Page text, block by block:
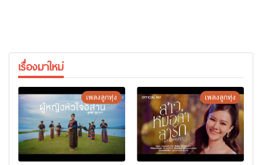
เรื่องมาใหม่
เพลงลูกทุ่ง เพลงลูกทุ่ง